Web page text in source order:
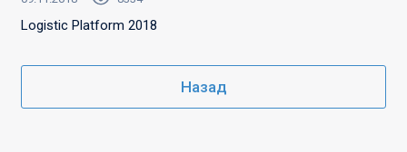
Logistic Platform 2018
Назад